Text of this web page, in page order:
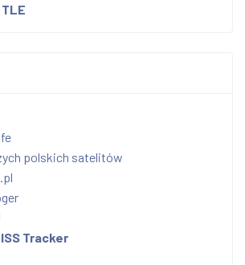
polskich satelitów
Tracker